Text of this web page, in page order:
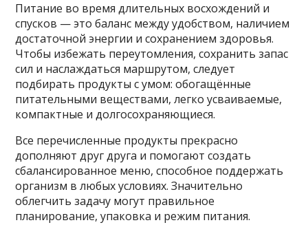
Питание во время длительных восхождений и
спусков — это баланс между удобством, наличием
достаточной энергии и сохранением здоровья.
Чтобы избежать переутомления, сохранить запас
сил и наслаждаться маршрутом, следует
подбирать продукты с умом: обогащённые
питательными веществами, легко усваиваемые,
компактные и долгосохраняющиеся.
Все перечисленные продукты прекрасно
дополняют друг друга и помогают создать
сбалансированное меню, способное поддержать
организм в любых условиях. Значительно
облегчить задачу могут правильное
планирование, упаковка и режим питания.